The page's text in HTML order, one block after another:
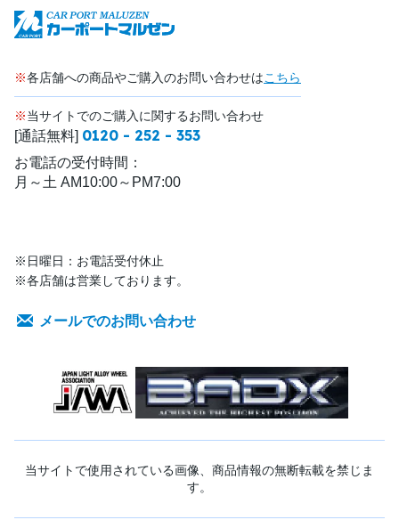
※各店舗への商品やご購入のお問い合わせはこちら
※当サイトでのご購入に関するお問い合わせ
[通話無料] 0120 - 252 - 353
お電話の受付時間：
月～土 AM10:00～PM7:00
※日曜日：お電話受付休止
※各店舗は営業しております。
メールでのお問い合わせ
当サイトで使用されている画像、商品情報の無断転載を禁じま
す。